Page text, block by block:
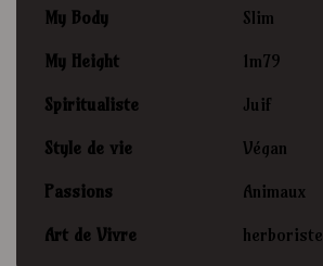
My Body
Slim
My Height
1m79
Spiritualiste
Juif
Style de vie
Végan
Passions
Animaux
Art de Vivre
herboriste